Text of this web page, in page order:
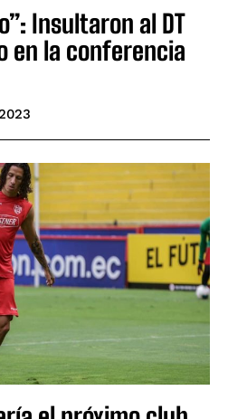
Insultaron al DT
en la conferencia